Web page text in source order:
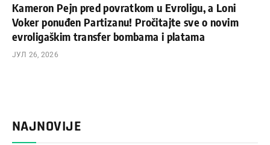
Kameron Pejn pred povratkom u Evroligu, a Loni
Voker ponuđen Partizanu! Pročitajte sve o novim
evroligaškim transfer bombama i platama
ЈУЛ 26, 2026
NAJNOVIJE